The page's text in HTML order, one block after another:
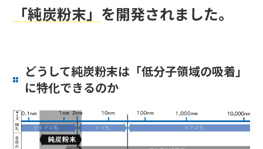
「純炭粉末」 を開発されました。
どうして純炭粉末は「低分子領域の吸着」
に特化できるのか